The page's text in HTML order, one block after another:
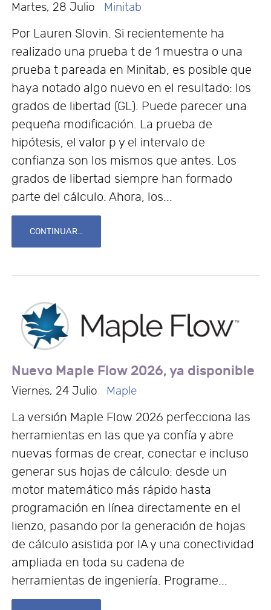
Martes, 28 Julio Minitab
Por Lauren Slovin. Si recientemente ha
realizado una prueba t de 1 muestra o una
prueba t pareada en Minitab, es posible que
haya notado algo nuevo en el resultado: los
grados de libertad (GL). Puede parecer una
pequeña modificación. La prueba de
hipótesis, el valor p y el intervalo de
confianza son los mismos que antes. Los
grados de libertad siempre han formado
parte del cálculo. Ahora, los...
CONTINUAR...
Nuevo Maple Flow 2026, ya disponible
Viernes, 24 Julio Maple
La versión Maple Flow 2026 perfecciona las
herramientas en las que ya confía y abre
nuevas formas de crear, conectar e incluso
generar sus hojas de cálculo: desde un
motor matemático más rápido hasta
programación en línea directamente en el
lienzo, pasando por la generación de hojas
de cálculo asistida por IA y una conectividad
ampliada en toda su cadena de
herramientas de ingeniería. Programe...